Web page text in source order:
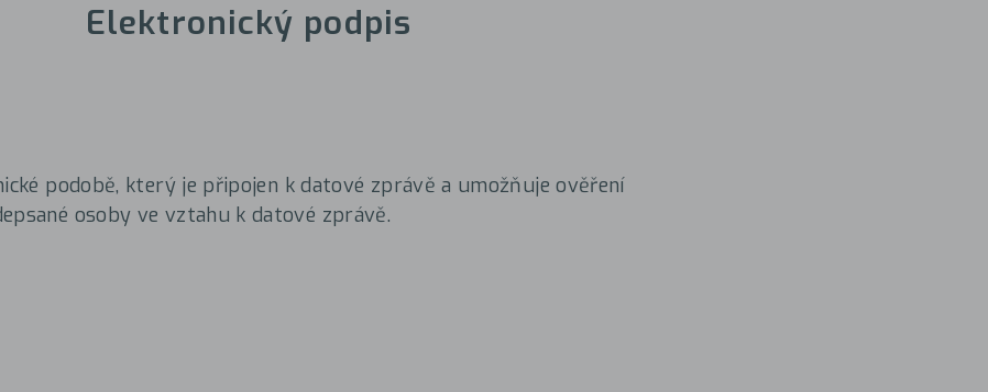
Elektronický podpis
podobě, který je připojen k datové zprávě a umožňuje ověření
osoby ve vztahu k datové zprávě.